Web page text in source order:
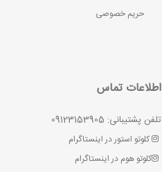
حریم خصوصی
اطلاعات تماس
تلفن پشتیبانی: 09123153905
کلوتو استور در اینستاگرام
کلوتو هوم در اینستاگرام